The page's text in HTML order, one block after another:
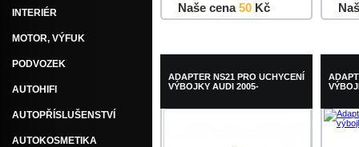
Naše cena50 Kč
ADAPTER NS21 PRO UCHYCENÍ
VÝBOJKY AUDI 2005-
INTERIÉR
MOTOR, VÝFUK
PODVOZEK
AUTOHIFI
AUTOPŘÍSLUŠENSTVÍ
AUTOKOSMETIKA